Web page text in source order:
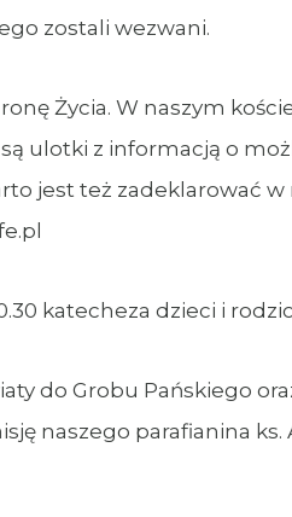
zostali wezwani.
Życia. W naszym
ulotki z informacją o
jest też zadeklarować w
katecheza dzieci i
do Grobu Pańskiego
naszego parafianina ks.